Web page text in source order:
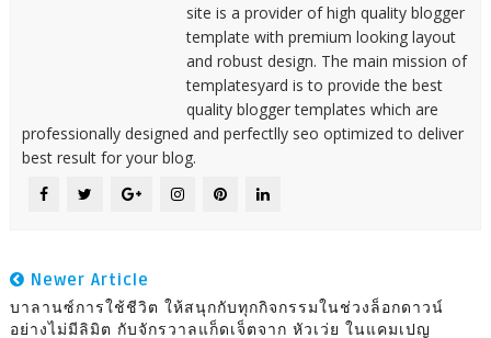
site is a provider of high quality blogger
template with premium looking layout
and robust design. The main mission of
templatesyard is to provide the best
quality blogger templates which are
professionally designed and perfectlly seo optimized to deliver
best result for your blog.
Newer Article
บาลานซ์การใช้ชีวิต ให้สนุกกับทุกกิจกรรมในช่วงล็อกดาวน์
อย่างไม่มีลิมิต กับจักรวาลแก็ดเจ็ตจาก หัวเว่ย ในแคมเปญ